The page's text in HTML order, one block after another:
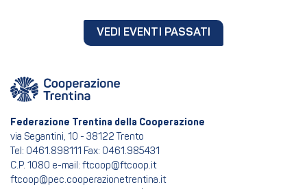
VEDI EVENTI PASSATI
Federazione Trentina della Cooperazione
via Segantini, 10 - 38122 Trento
Tel: 0461.898111 Fax: 0461.985431
C.P. 1080 e-mail: ftcoop@ftcoop.it
ftcoop@pec.cooperazionetrentina.it